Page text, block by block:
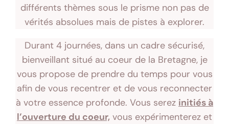
différents thèmes sous le prisme non pas de
vérités absolues mais de pistes à explorer.
Durant 4 journées, dans un cadre sécurisé,
bienveillant situé au coeur de la Bretagne, je
vous propose de prendre du temps pour vous
afin de vous recentrer et de vous reconnecter
à votre essence profonde. Vous serez initiés à
l’ouverture du coeur, vous expérimenterez et